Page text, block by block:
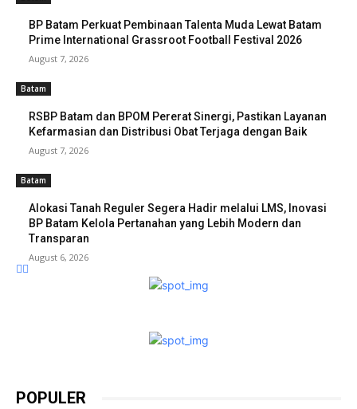
BP Batam Perkuat Pembinaan Talenta Muda Lewat Batam
Prime International Grassroot Football Festival 2026
August 7, 2026
Batam
RSBP Batam dan BPOM Pererat Sinergi, Pastikan Layanan
Kefarmasian dan Distribusi Obat Terjaga dengan Baik
August 7, 2026
Batam
Alokasi Tanah Reguler Segera Hadir melalui LMS, Inovasi
BP Batam Kelola Pertanahan yang Lebih Modern dan
Transparan
August 6, 2026
POPULER